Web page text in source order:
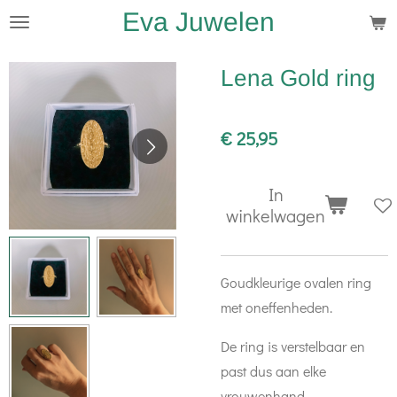
Ga
hoofdinhoud
Eva Juwelen
Lena Gold ring
€ 25,95
In
winkelwagen
Goudkleurige ovalen ring
met oneffenheden.
De ring is verstelbaar en
past dus aan elke